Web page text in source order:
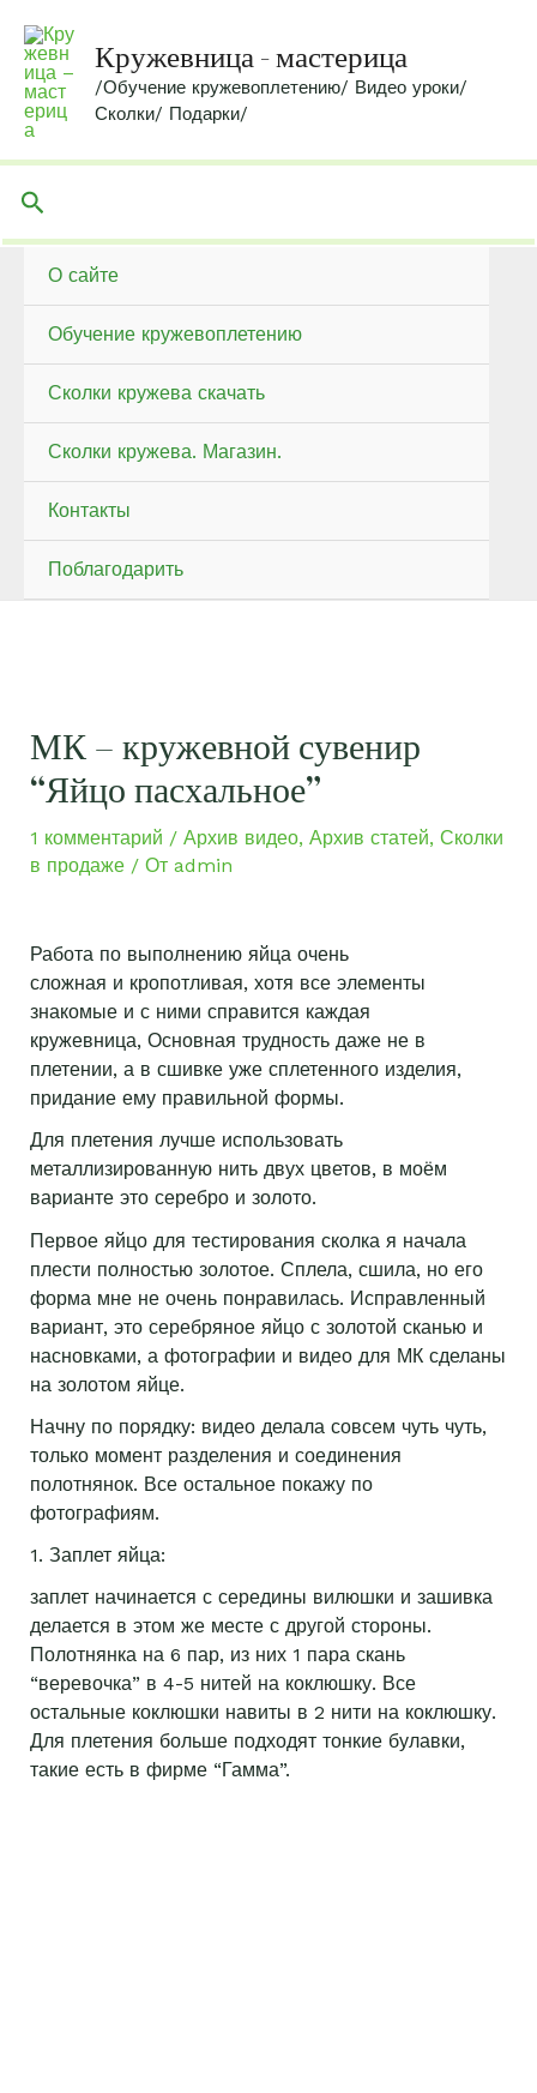
содержимомуКружевница - мастерица
/Обучение кружевоплетению/ Видео уроки/
Сколки/ Подарки/
Поиск
О сайте
Обучение кружевоплетению
Сколки кружева скачать
Сколки кружева. Магазин.
Контакты
Поблагодарить
МК – кружевной сувенир
“Яйцо пасхальное”
1 комментарий / Архив видео, Архив статей, Сколки
в продаже/ От admin
Работа по выполнению яйца очень
сложная и кропотливая, хотя все элементы
знакомые и с ними справится каждая
кружевница, Основная трудность даже не в
плетении, а в сшивке уже сплетенного изделия,
придание ему правильной формы.
Для плетения лучше использовать
металлизированную нить двух цветов, в моём
варианте это серебро и золото.
Первое яйцо для тестирования сколка я начала
плести полностью золотое. Сплела, сшила, но его
форма мне не очень понравилась. Исправленный
вариант, это серебряное яйцо с золотой сканью и
насновками, а фотографии и видео для МК сделаны
на золотом яйце.
Начну по порядку: видео делала совсем чуть чуть,
только момент разделения и соединения
полотнянок. Все остальное покажу по
фотографиям.
1. Заплет яйца:
заплет начинается с середины вилюшки и зашивка
делается в этом же месте с другой стороны.
Полотнянка на 6 пар, из них 1 пара скань
“веревочка” в 4-5 нитей на коклюшку. Все
остальные коклюшки навиты в 2 нити на коклюшку.
Для плетения больше подходят тонкие булавки,
такие есть в фирме “Гамма”.